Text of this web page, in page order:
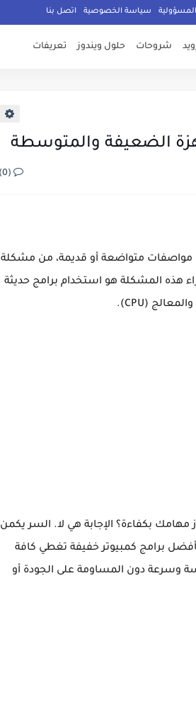
المسؤولية سياسة الخصوصية اتصل بنا
شروحات حلول ويندوز تعريفات
الضعيفة والمتوسطة
(0)
مواصفات متواضعة أو قديمة، من مشكلة
هذه المشكلة هو استخدام برامج حديثة
بكفاءة؟ الإجابة هي لا. السر يكمن
برامج كمبيوتر خفيفة تغطي كافة
وسرعة دون المساومة على الجودة أو